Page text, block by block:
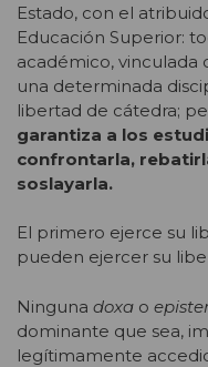
Estado, con el
Educación Superior:
académico, vinculada
una determinada
libertad de cátedra;
garantiza a los
confrontarla,
soslayarla.
El primero ejerce su
pueden ejercer su
Ninguna doxa o
dominante que sea,
legítimamente